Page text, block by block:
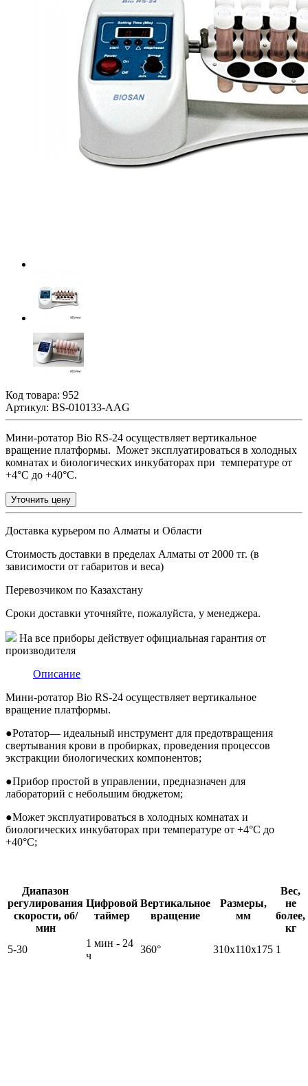
Код товара: 952
Артикул: BS-010133-AAG
Мини-ротатор Bio RS-24 осуществляет вертикальное
вращение платформы. Может эксплуатироваться в холодных
комнатах и биологических инкубаторах при температуре от
+4°С до +40°С.
Уточнить цену
Доставка курьером по Алматы и Области
Стоимость доставки в пределах Алматы от 2000 тг. (в
зависимости от габаритов и веса)
Перевозчиком по Казахстану
Сроки доставки уточняйте, пожалуйста, у менеджера.
На все приборы действует официальная гарантия от
производителя
Описание
Мини-ротатор Bio RS-24 осуществляет вертикальное
вращение платформы.
●Ротатор— идеальный инструмент для предотвращения
свертывания крови в пробирках, проведения процессов
экстракции биологических компонентов;
●Прибор простой в управлении, предназначен для
лабораторий с небольшим бюджетом;
●Может эксплуатироваться в холодных комнатах и
биологических инкубаторах при температуре от +4°С до
+40°С;
Диапазон
регулирования
скорости, об/
мин
Цифровой
таймер
Вертикальное
вращение
Размеры,
мм
Вес,
не
более,
кг
5-30
1 мин - 24
ч
360° 310x110x175 1